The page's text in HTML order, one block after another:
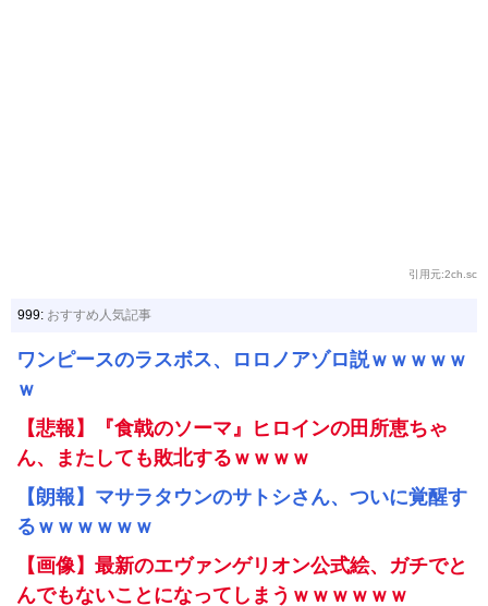
引用元:2ch.sc
999: おすすめ人気記事
ワンピースのラスボス、ロロノアゾロ説ｗｗｗｗｗ
ｗ
【悲報】『食戟のソーマ』ヒロインの田所恵ちゃ
ん、またしても敗北するｗｗｗｗ
【朗報】マサラタウンのサトシさん、ついに覚醒す
るｗｗｗｗｗｗ
【画像】最新のエヴァンゲリオン公式絵、ガチでと
んでもないことになってしまうｗｗｗｗｗｗ